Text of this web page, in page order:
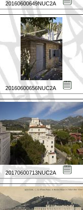
20160600649NUC2A
20160600656NUC2A
20170600713NUC2A